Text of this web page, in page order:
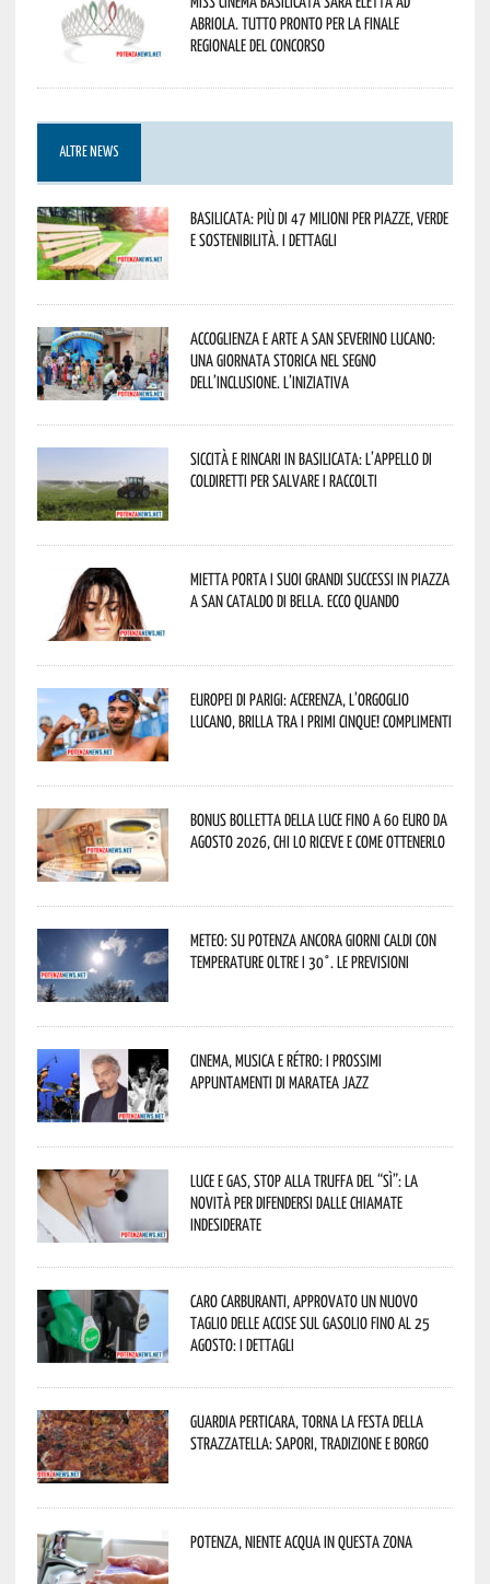
Abriola. Tutto pronto per la finale
regionale del concorso
ALTRE NEWS
Basilicata: più di 47 milioni per piazze, verde
e sostenibilità. I dettagli
Accoglienza e arte a San Severino Lucano:
una giornata storica nel segno
dell’inclusione. L’iniziativa
Siccità e rincari in Basilicata: l’appello di
Coldiretti per salvare i raccolti
Mietta porta i suoi grandi successi in piazza
a San Cataldo di Bella. Ecco quando
Europei di Parigi: Acerenza, l’orgoglio
lucano, brilla tra i primi cinque! Complimenti
Bonus bolletta della luce fino a 60 euro da
agosto 2026, chi lo riceve e come ottenerlo
Meteo: su Potenza ancora giorni caldi con
temperature oltre i 30°. Le previsioni
Cinema, musica e rétro: i prossimi
appuntamenti di Maratea Jazz
Luce e gas, stop alla truffa del “Sì”: la
novità per difendersi dalle chiamate
indesiderate
Caro carburanti, approvato un nuovo
taglio delle accise sul gasolio fino al 25
agosto: i dettagli
Guardia Perticara, torna la Festa della
Strazzatella: sapori, tradizione e borgo
Potenza, niente acqua in questa zona